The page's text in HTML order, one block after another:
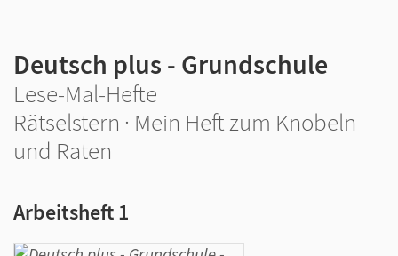
Deutsch plus - Grundschule
Lese-Mal-Hefte
Rätselstern · Mein Heft zum Knobeln
und Raten
Arbeitsheft 1